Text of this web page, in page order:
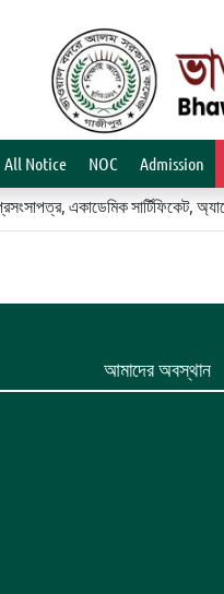
All Notice NOC Admission
প্রসংসাপত্র, একাডেমিক
আমাদের অবস্থান